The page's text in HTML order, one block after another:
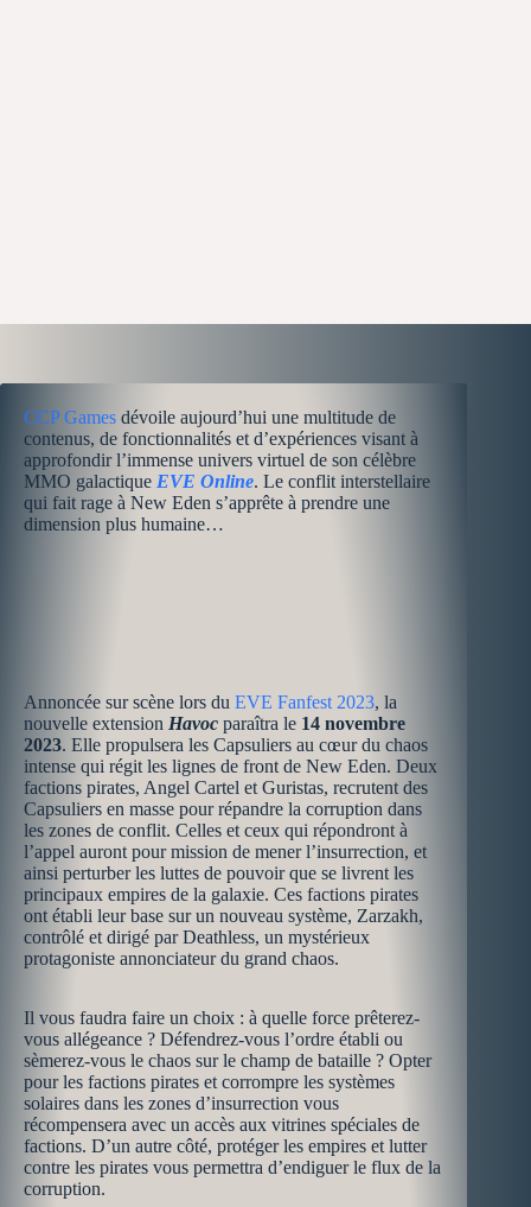
CCP Games dévoile aujourd’hui une multitude de
contenus, de fonctionnalités et d’expériences visant à
approfondir l’immense univers virtuel de son célèbre
MMO galactique EVE Online. Le conflit interstellaire
qui fait rage à New Eden s’apprête à prendre une
dimension plus humaine…
Annoncée sur scène lors du EVE Fanfest 2023, la
nouvelle extension Havoc paraîtra le 14 novembre
2023. Elle propulsera les Capsuliers au cœur du chaos
intense qui régit les lignes de front de New Eden. Deux
factions pirates, Angel Cartel et Guristas, recrutent des
Capsuliers en masse pour répandre la corruption dans
les zones de conflit. Celles et ceux qui répondront à
l’appel auront pour mission de mener l’insurrection, et
ainsi perturber les luttes de pouvoir que se livrent les
principaux empires de la galaxie. Ces factions pirates
ont établi leur base sur un nouveau système, Zarzakh,
contrôlé et dirigé par Deathless, un mystérieux
protagoniste annonciateur du grand chaos.
Il vous faudra faire un choix : à quelle force prêterez-
vous allégeance ? Défendrez-vous l’ordre établi ou
sèmerez-vous le chaos sur le champ de bataille ? Opter
pour les factions pirates et corrompre les systèmes
solaires dans les zones d’insurrection vous
récompensera avec un accès aux vitrines spéciales de
factions. D’un autre côté, protéger les empires et lutter
contre les pirates vous permettra d’endiguer le flux de la
corruption.